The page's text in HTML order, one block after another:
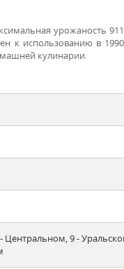
урожаность
к использованию в
кулинарии.
Центральном, 9 -